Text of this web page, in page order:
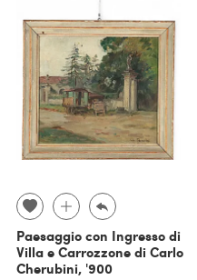
Paesaggio con Ingresso di
Villa e Carrozzone di Carlo
Cherubini, '900